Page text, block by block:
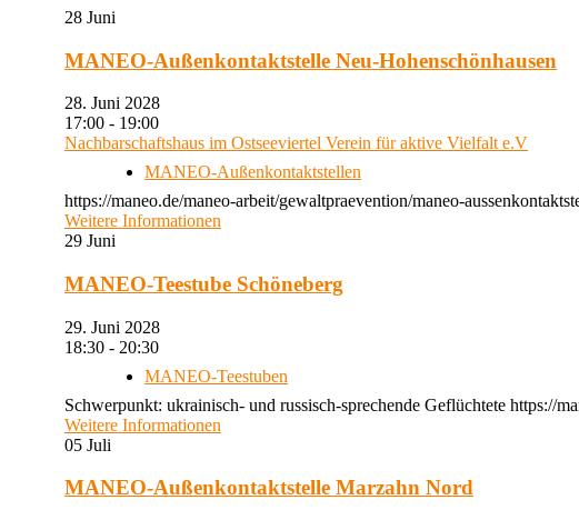
28 Juni
MANEO-Außenkontaktstelle Neu-Hohenschönhausen
28. Juni 2028
17:00 - 19:00
Nachbarschaftshaus im Ostseeviertel Verein für aktive Vielfalt e.V
MANEO-Außenkontaktstellen
https://maneo.de/maneo-arbeit/gewaltpraevention/maneo-
Weitere Informationen
29 Juni
MANEO-Teestube Schöneberg
29. Juni 2028
18:30 - 20:30
MANEO-Teestuben
Schwerpunkt: ukrainisch- und russisch-sprechende Geflüchtete https://
Weitere Informationen
05 Juli
MANEO-Außenkontaktstelle Marzahn Nord